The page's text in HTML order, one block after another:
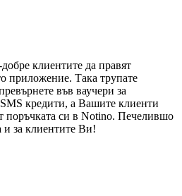
клиентите да правят
приложение. Така трупате
във ваучери за
кредити, а Вашите клиенти
поръчката си в Notino. Печелившо
и за клиентите Ви!